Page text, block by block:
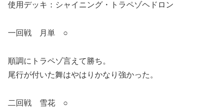
使用デッキ：シャイニング・トラペゾヘドロン
一回戦 月単 ○
順調にトラペゾ言えて勝ち。
尾行が付いた舞はやはりかなり強かった。
二回戦 雪花 ○